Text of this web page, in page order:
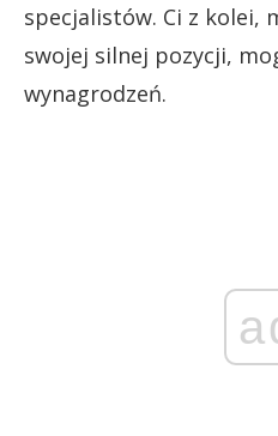
specjalistów. Ci z kolei,
swojej silnej pozycji,
wynagrodzeń.